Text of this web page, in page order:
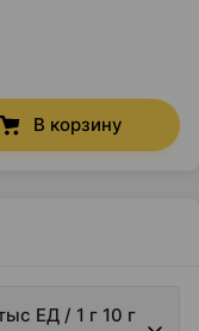
В корзину
ЕД / 1 г 10 г